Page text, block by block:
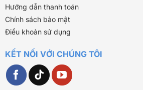
Hướng dẫn thanh toán
Chính sách bảo mật
Điều khoản sử dụng
KẾT NỐI VỚI CHÚNG TÔI